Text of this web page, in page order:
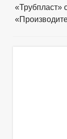
2020
2019
Проекты
«Трубпласт»